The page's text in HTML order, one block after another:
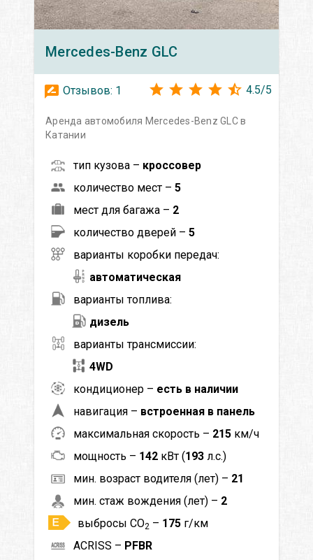
Mercedes-Benz GLC
Отзывов: 1 4.5/5
Аренда автомобиля Mercedes-Benz GLC в
Катании
тип кузова – кроссовер
количество мест – 5
мест для багажа – 2
количество дверей – 5
варианты коробки передач:
автоматическая
варианты топлива:
дизель
варианты трансмиссии:
4WD
кондиционер – есть в наличии
навигация – встроенная в панель
максимальная скорость – 215 км/ч
мощность – 142 кВт (193 л.с.)
мин. возраст водителя (лет) – 21
мин. стаж вождения (лет) – 2
выбросы CO2 – 175 г/км
ACRISS – PFBR